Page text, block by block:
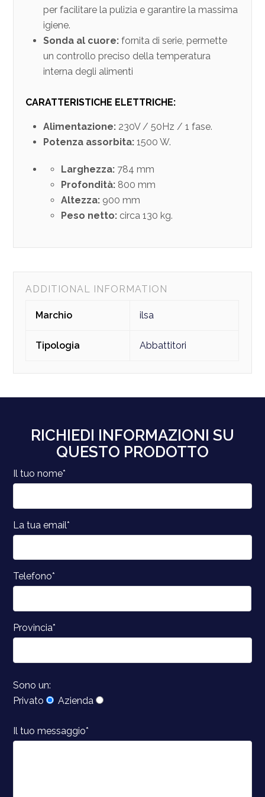
per facilitare la pulizia e garantire la massima
igiene.
Sonda al cuore: fornita di serie, permette
un controllo preciso della temperatura
interna degli alimenti
CARATTERISTICHE ELETTRICHE:
Alimentazione: 230V / 50Hz / 1 fase.
Potenza assorbita: 1500 W.
Larghezza: 784 mm
Profondità: 800 mm
Altezza: 900 mm
Peso netto: circa 130 kg.
ADDITIONAL INFORMATION
Marchio ilsa
Tipologia Abbattitori
RICHIEDI INFORMAZIONI SU
QUESTO PRODOTTO
Il tuo nome*
La tua email*
Telefono*
Provincia*
Sono un:
Privato
Azienda
Il tuo messaggio*